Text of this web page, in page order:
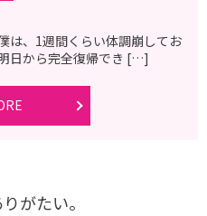
は、1週間くらい体調崩してお
日から完全復帰でき […]
がたい。